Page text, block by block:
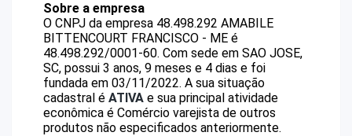
Sobre a empresa
O CNPJ da empresa 48.498.292 AMABILE
BITTENCOURT FRANCISCO - ME é
48.498.292/0001-60. Com sede em SAO JOSE,
SC, possui 3 anos, 9 meses e 4 dias e foi
fundada em 03/11/2022. A sua situação
cadastral é ATIVA e sua principal atividade
econômica é Comércio varejista de outros
produtos não especificados anteriormente.